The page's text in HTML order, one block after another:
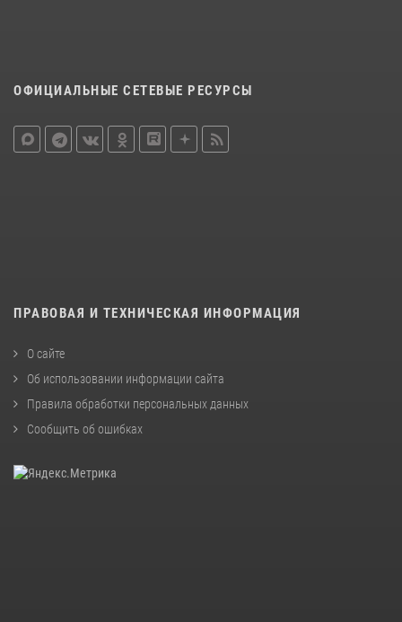
ОФИЦИАЛЬНЫЕ СЕТЕВЫЕ РЕСУРСЫ
ПРАВОВАЯ И ТЕХНИЧЕСКАЯ ИНФОРМАЦИЯ
О сайте
Об использовании информации сайта
Правила обработки персональных данных
Сообщить об ошибках